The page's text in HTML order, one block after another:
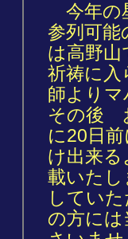
今年の
参列可
は高野
祈祷に
師より
その後
に20日
け出来
載いた
してい
の方に